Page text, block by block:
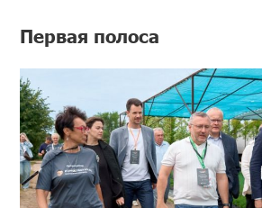
Первая полоса